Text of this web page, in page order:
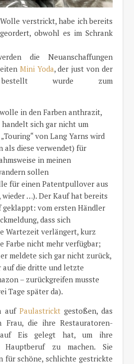
verstrickt, habe ich bereits
obwohl es im Schrank
die Neuanschaffungen
Mini Yoda, der just von der
bestellt wurde zum
in den Farben anthrazit,
sich gar nicht um
von Lang Yarns wird
als diese verwendet) für
in meinen
sollen
für einen Patentpullover aus
wieder …). Der Kauf hat bereits
vom ersten Händler
dass sich
Wartezeit verlängert, kurz
Farbe nicht mehr verfügbar;
meldete sich gar nicht zurück,
auf die dritte und letzte
– zurückgreifen musste
Tage später da).
auf Paulastricktgestoßen, das
Frau, die ihre Restauratoren-
Eis gelegt hat, um ihre
Hauptberuf zu machen. Sie
schöne, schlichte gestrickte